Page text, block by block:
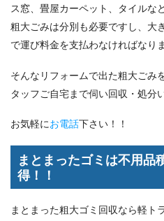
ス窓、畳屋カーペット、タイルな
粗大ごみは分別も必要ですし、大
で運び料金を支払わなければなり
そんなリフォームで出た粗大ごみ
タッフご自宅まで伺い回収・処分
お気軽にお電話下さい！！
まとまったゴミは不用品
得！！
まとまった粗大ゴミ回収なら軽ト